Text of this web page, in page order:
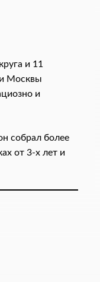
и 11
Москвы
и
собрал более
от 3-х лет и